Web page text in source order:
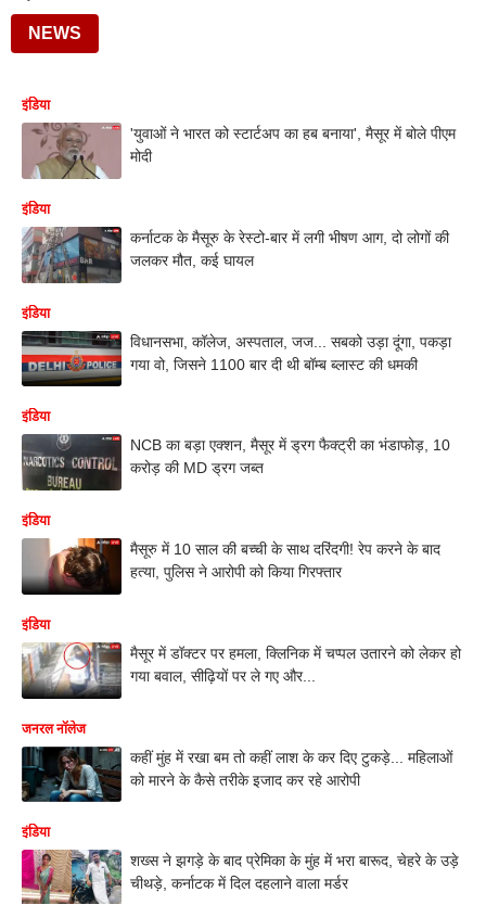
NEWS
इंडिया
'युवाओं ने भारत को स्टार्टअप का हब बनाया', मैसूर में बोले पीएम
मोदी
इंडिया
कर्नाटक के मैसूरु के रेस्टो-बार में लगी भीषण आग, दो लोगों की
जलकर मौत, कई घायल
इंडिया
विधानसभा, कॉलेज, अस्पताल, जज... सबको उड़ा दूंगा, पकड़ा
गया वो, जिसने 1100 बार दी थी बॉम्ब ब्लास्ट की धमकी
इंडिया
NCB का बड़ा एक्शन, मैसूर में ड्रग फैक्ट्री का भंडाफोड़, 10
करोड़ की MD ड्रग जब्त
इंडिया
मैसूरु में 10 साल की बच्ची के साथ दरिंदगी! रेप करने के बाद
हत्या, पुलिस ने आरोपी को किया गिरफ्तार
इंडिया
मैसूर में डॉक्टर पर हमला, क्लिनिक में चप्पल उतारने को लेकर हो
गया बवाल, सीढ़ियों पर ले गए और...
जनरल नॉलेज
कहीं मुंह में रखा बम तो कहीं लाश के कर दिए टुकड़े... महिलाओं
को मारने के कैसे तरीके इजाद कर रहे आरोपी
इंडिया
शख्स ने झगड़े के बाद प्रेमिका के मुंह में भरा बारूद, चेहरे के उड़े
चीथड़े, कर्नाटक में दिल दहलाने वाला मर्डर